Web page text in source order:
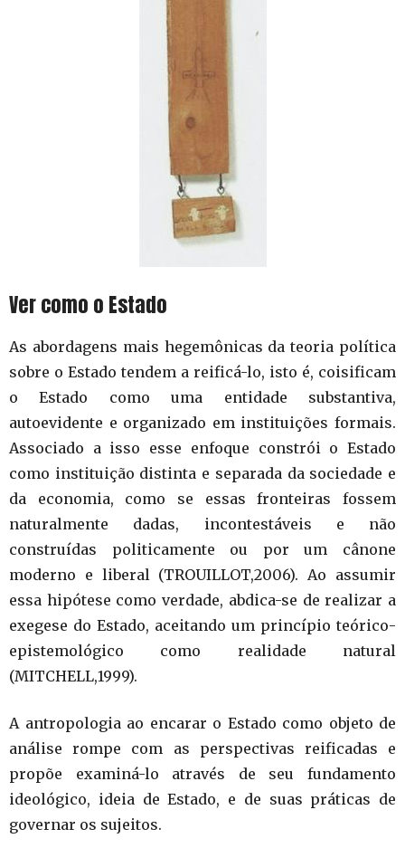
Ver como o Estado
As abordagens mais hegemônicas da teoria política
sobre o Estado tendem a reificá-lo, isto é, coisificam
o Estado como uma entidade substantiva,
autoevidente e organizado em instituições formais.
Associado a isso esse enfoque constrói o Estado
como instituição distinta e separada da sociedade e
da economia, como se essas fronteiras fossem
naturalmente dadas, incontestáveis e não
construídas politicamente ou por um cânone
moderno e liberal (TROUILLOT,2006). Ao assumir
essa hipótese como verdade, abdica-se de realizar a
exegese do Estado, aceitando um princípio teórico-
epistemológico como realidade natural
(MITCHELL,1999).
A antropologia ao encarar o Estado como objeto de
análise rompe com as perspectivas reificadas e
propõe examiná-lo através de seu fundamento
ideológico, ideia de Estado, e de suas práticas de
governar os sujeitos.